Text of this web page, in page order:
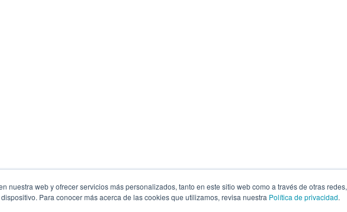
nuestra web y ofrecer servicios más personalizados, tanto en este sitio web como a través de otras redes,
Para conocer más acerca de las cookies que utilizamos, revisa nuestra Política de privacidad.